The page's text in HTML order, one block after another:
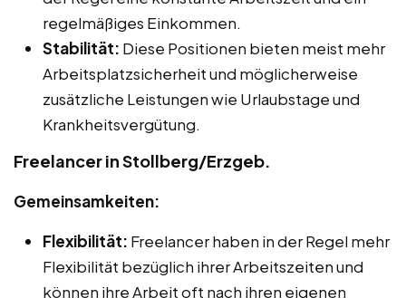
regelmäßiges Einkommen.
Stabilität: Diese Positionen bieten meist mehr
Arbeitsplatzsicherheit und möglicherweise
zusätzliche Leistungen wie Urlaubstage und
Krankheitsvergütung.
Freelancer in Stollberg/Erzgeb.
Gemeinsamkeiten:
Flexibilität: Freelancer haben in der Regel mehr
Flexibilität bezüglich ihrer Arbeitszeiten und
können ihre Arbeit oft nach ihren eigenen